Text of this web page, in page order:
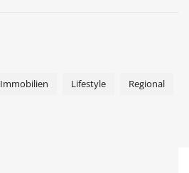
Immobilien Lifestyle Regional